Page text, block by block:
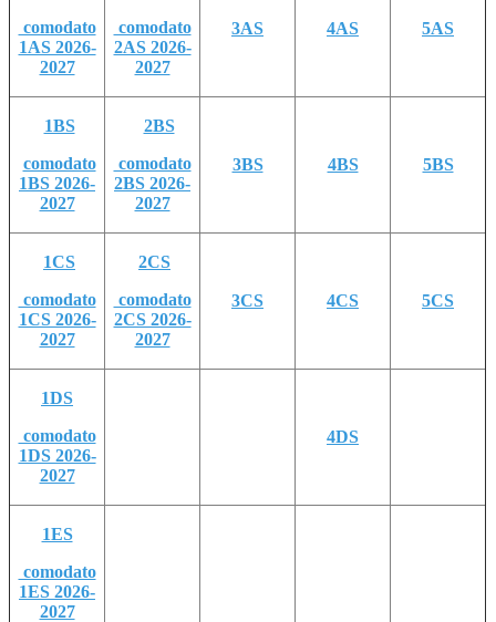
comodato
1AS 2026-
2027
comodato
2AS 2026-
2027
3AS 4AS 5AS
1BS
comodato
1BS 2026-
2027
2BS
comodato
2BS 2026-
2027
3BS 4BS 5BS
1CS
comodato
1CS 2026-
2027
2CS
comodato
2CS 2026-
2027
3CS 4CS 5CS
1DS
comodato
1DS 2026-
2027
4DS
1ES
comodato
1ES 2026-
2027